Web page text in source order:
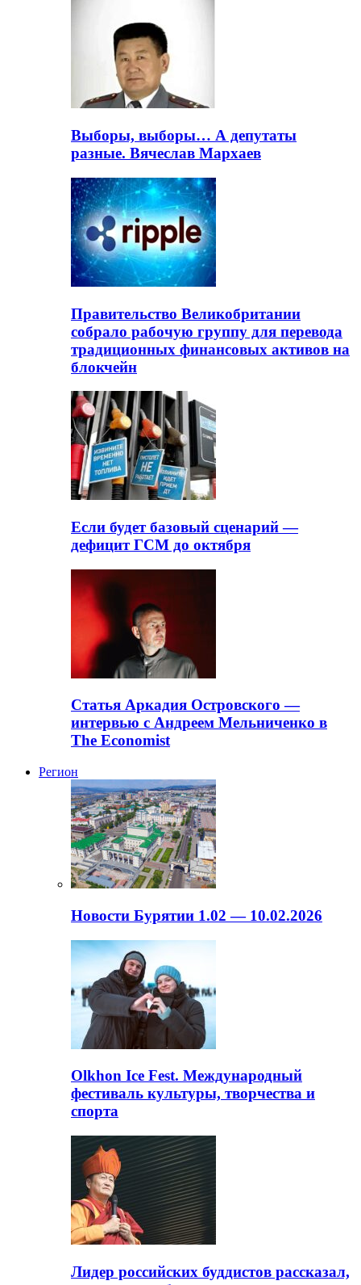
Выборы, выборы… А депутаты
разные. Вячеслав Мархаев
Правительство Великобритании
собрало рабочую группу для перевода
традиционных финансовых активов на
блокчейн
Если будет базовый сценарий —
дефицит ГСМ до октября
Статья Аркадия Островского —
интервью с Андреем Мельниченко в
The Economist
Регион
Новости Бурятии 1.02 — 10.02.2026
Olkhon Ice Fest. Международный
фестиваль культуры, творчества и
спорта
Лидер российских буддистов рассказал,